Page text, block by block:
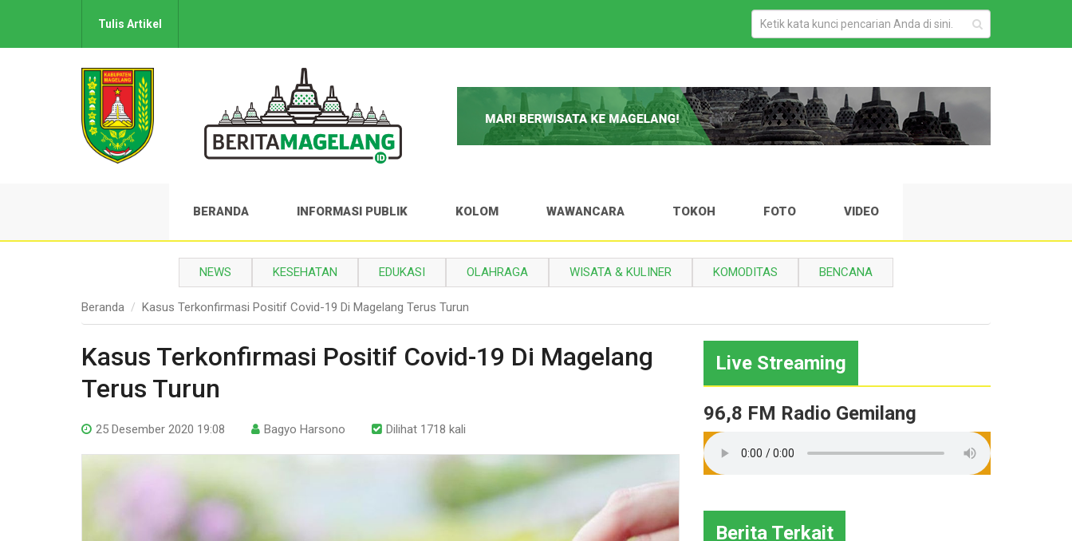
Tulis Artikel
BERANDA INFORMASI PUBLIK KOLOM WAWANCARA TOKOH FOTO VIDEO
NEWS KESEHATAN EDUKASI OLAHRAGA WISATA & KULINER KOMODITAS BENCANA
Beranda Kasus Terkonfirmasi Positif Covid-19 Di Magelang Terus Turun
Kasus Terkonfirmasi Positif Covid-19 Di Magelang
Terus Turun
25 Desember 2020 19:08 Bagyo Harsono Dilihat 1718 kali
Live Streaming
96,8 FM Radio Gemilang
Berita Terkait